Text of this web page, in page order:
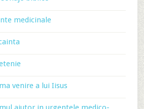
medicinale
venire a lui Iisus